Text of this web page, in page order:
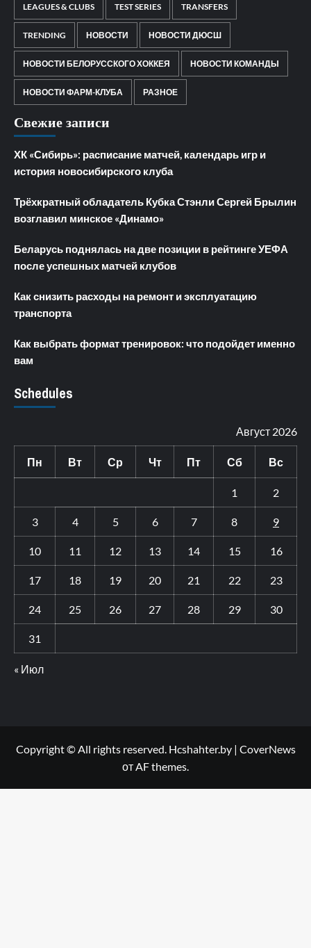
LEAGUES & CLUBS TEST SERIES TRANSFERS
TRENDING НОВОСТИ НОВОСТИ ДЮСШ
НОВОСТИ БЕЛОРУССКОГО ХОККЕЯ НОВОСТИ КОМАНДЫ
НОВОСТИ ФАРМ-КЛУБА РАЗНОЕ
Свежие записи
ХК «Сибирь»: расписание матчей, календарь игр и
история новосибирского клуба
Трёхкратный обладатель Кубка Стэнли Сергей Брылин
возглавил минское «Динамо»
Беларусь поднялась на две позиции в рейтинге УЕФА
после успешных матчей клубов
Как снизить расходы на ремонт и эксплуатацию
транспорта
Как выбрать формат тренировок: что подойдет именно
вам
Schedules
Август 2026
Пн Вт Ср Чт Пт Сб Вс
1 2
3 4 5 6 7 8 9
10 11 12 13 14 15 16
17 18 19 20 21 22 23
24 25 26 27 28 29 30
31
« Июл
Copyright © All rights reserved. Hcshahter.by | CoverNews
от AF themes.